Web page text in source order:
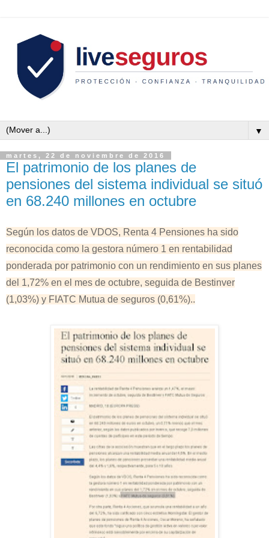
▼
martes, 22 de noviembre de 2016
El patrimonio de los planes de
pensiones del sistema individual se situó
en 68.240 millones en octubre
Según los datos de VDOS, Renta 4 Pensiones ha sido
reconocida como la gestora número 1 en rentabilidad
ponderada por patrimonio con un rendimiento en sus planes
del 1,72% en el mes de octubre, seguida de Bestinver
(1,03%) y FIATC Mutua de seguros (0,61%)..